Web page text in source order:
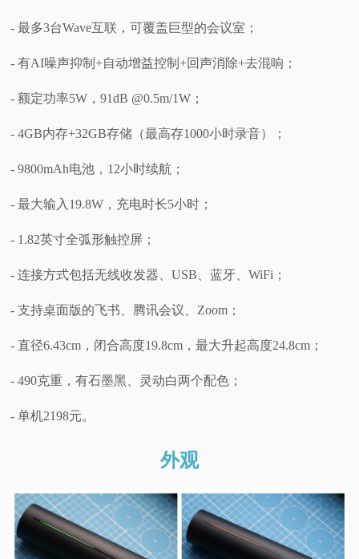
- 最多3台Wave互联，可覆盖巨型的会议室；
- 有AI噪声抑制+自动增益控制+回声消除+去混响；
- 额定功率5W，91dB @0.5m/1W；
- 4GB内存+32GB存储（最高存1000小时录音）；
- 9800mAh电池，12小时续航；
- 最大输入19.8W，充电时长5小时；
- 1.82英寸全弧形触控屏；
- 连接方式包括无线收发器、USB、蓝牙、WiFi；
- 支持桌面版的飞书、腾讯会议、Zoom；
- 直径6.43cm，闭合高度19.8cm，最大升起高度24.8cm；
- 490克重，有石墨黑、灵动白两个配色；
- 单机2198元。
外观